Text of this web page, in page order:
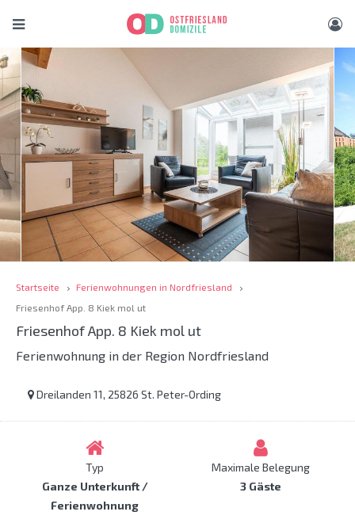
Startseite
Ferienwohnungen in Nordfriesland
Friesenhof App. 8 Kiek mol ut
Friesenhof App. 8 Kiek mol ut
Ferienwohnung in der Region Nordfriesland
Dreilanden 11, 25826 St. Peter-Ording
Typ
Ganze Unterkunft /
Ferienwohnung
Maximale Belegung
3 Gäste